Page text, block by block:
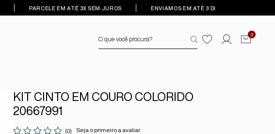
PARCELE EM ATÉ 3X SEM JUROS ENVIAMOS EM ATÉ 3 DIAS ÚTEIS
0
KIT CINTO EM COURO COLORIDO
20667991
(0) Seja o primeiro a avaliar